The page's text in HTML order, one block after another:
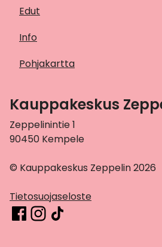
Edut
Info
Pohjakartta
Kauppakeskus
Zeppelinintie 1
90450 Kempele
© Kauppakeskus Zeppelin 2026
Tietosuojaseloste